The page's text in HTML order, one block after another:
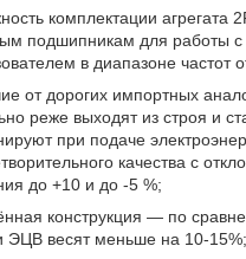
комплектации агрегата
подшипникам для работы с
в диапазоне частот
от дорогих импортных
реже выходят из строя и
при подаче
качества с
до +10 и до -5 %;
конструкция — по
ЭЦВ весят меньше на 10-15%;